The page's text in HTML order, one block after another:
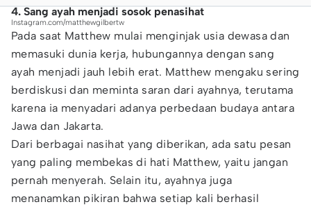
4. Sang ayah menjadi sosok penasihat
Instagram.com/matthewgilbertw
Pada saat Matthew mulai menginjak usia dewasa dan
memasuki dunia kerja, hubungannya dengan sang
ayah menjadi jauh lebih erat. Matthew mengaku sering
berdiskusi dan meminta saran dari ayahnya, terutama
karena ia menyadari adanya perbedaan budaya antara
Jawa dan Jakarta.
Dari berbagai nasihat yang diberikan, ada satu pesan
yang paling membekas di hati Matthew, yaitu jangan
pernah menyerah. Selain itu, ayahnya juga
menanamkan pikiran bahwa setiap kali berhasil